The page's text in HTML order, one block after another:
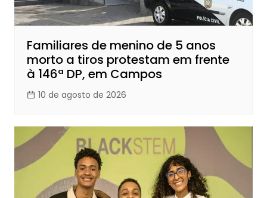
Familiares de menino de 5 anos
morto a tiros protestam em frente
à 146ª DP, em Campos
10 de agosto de 2026